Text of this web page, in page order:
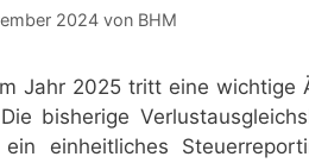
2024 von BHM
Jahr 2025 tritt eine wichtige
bisherige
ein einheitliches